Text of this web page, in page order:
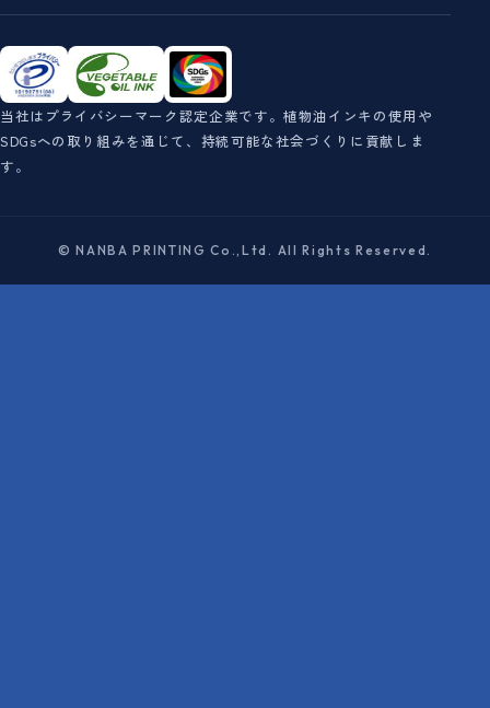
当社はプライバシーマーク認定企業です。植物油インキの使用や
SDGsへの取り組みを通じて、持続可能な社会づくりに貢献しま
す。
© NANBA PRINTING Co.,Ltd. All Rights Reserved.